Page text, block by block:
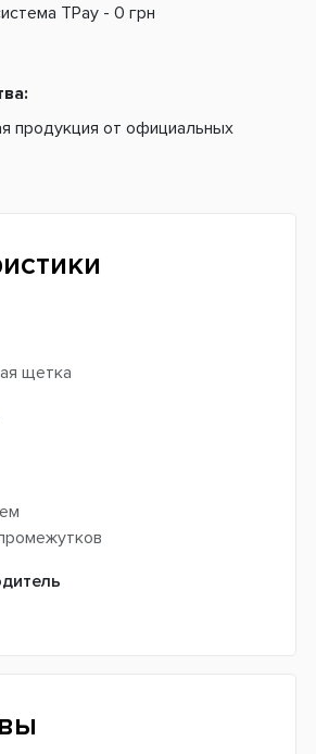
по Украине:
из Европы:
TPay - 0 грн
счет -
продукция от официальных
щетка